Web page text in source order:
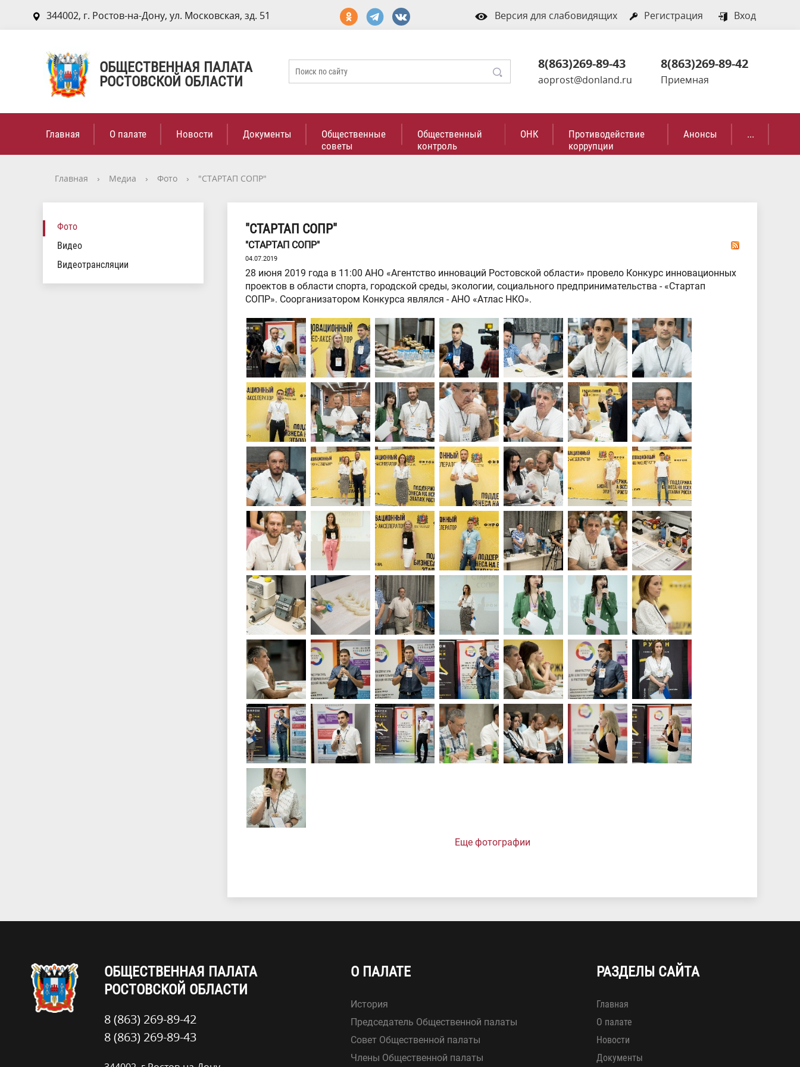
344002, г. Ростов-на-Дону, ул. Московская, зд. 51 Версия для слабовидящих Регистрация Вход
ОБЩЕСТВЕННАЯ ПАЛАТА
РОСТОВСКОЙ ОБЛАСТИ
8(863)269-89-43
aoprost@donland.ru
8(863)269-89-42
Приемная
Главная О палате Новости Документы
Общественные
советы
Общественный
контроль
ОНК
Противодействие
коррупции
Анонсы ...
Главная › Медиа › Фото › "СТАРТАП СОПР"
Фото
Видео
Видеотрансляции
"СТАРТАП СОПР"
"СТАРТАП СОПР"
04.07.2019
28 июня 2019 года в 11:00 АНО «Агентство инноваций Ростовской области» провело Конкурс инновационных
проектов в области спорта, городской среды, экологии, социального предпринимательства - «Стартап
СОПР». Соорганизатором Конкурса являлся - АНО «Атлас НКО».
Еще фотографии
ОБЩЕСТВЕННАЯ ПАЛАТА
РОСТОВСКОЙ ОБЛАСТИ
8 (863) 269-89-42
8 (863) 269-89-43
О ПАЛАТЕ
История
Председатель Общественной палаты
Совет Общественной палаты
Члены Общественной палаты
РАЗДЕЛЫ САЙТА
Главная
О палате
Новости
Документы